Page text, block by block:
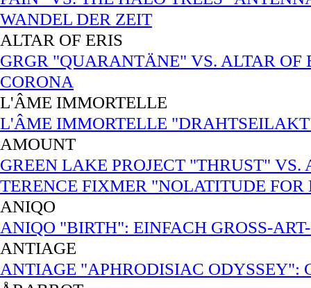
WANDEL DER ZEIT
ALTAR OF ERIS
GRGR "QUARANTÄNE" VS. ALTAR
CORONA
L'ÂME IMMORTELLE
L'ÂME IMMORTELLE
AMOUNT
GREEN LAKE PROJECT "THRUST"
TERENCE FIXMER "NOLATITUDE
ANIQO
ANIQO "BIRTH": EINFACH GROSS-
ANTIAGE
ANTIAGE "APHRODISIAC ODYSSEY":